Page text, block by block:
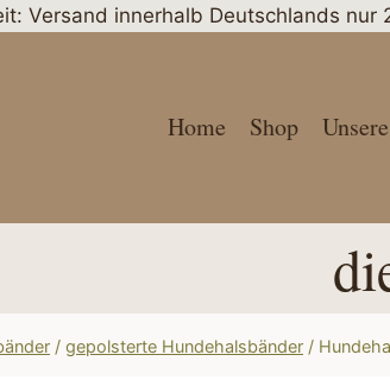
Versand innerhalb Deutschlands
Home Shop
/ gepolsterte Hundehalsbänder /